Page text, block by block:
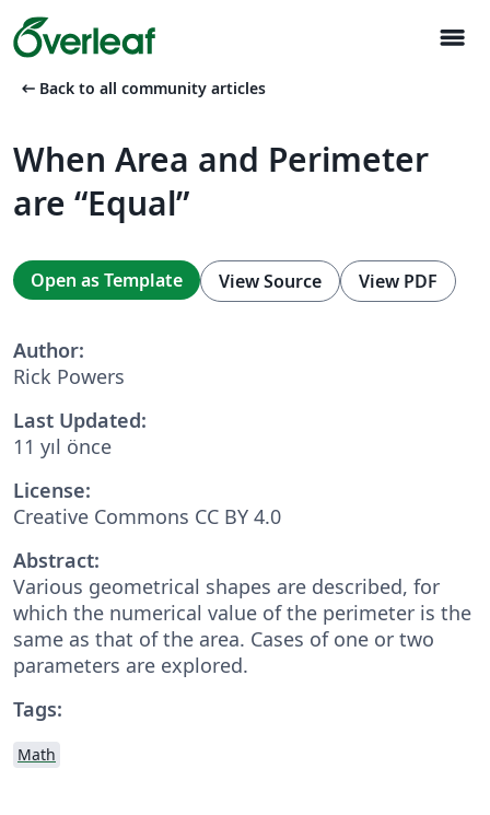
menu
arrow_left_alt Back to all community articles
When Area and Perimeter
are “Equal”
Open as Template View Source View PDF
Author:
Rick Powers
Last Updated:
11 yıl önce
License:
Creative Commons CC BY 4.0
Abstract:
Various geometrical shapes are described, for
which the numerical value of the perimeter is the
same as that of the area. Cases of one or two
parameters are explored.
Tags:
Math